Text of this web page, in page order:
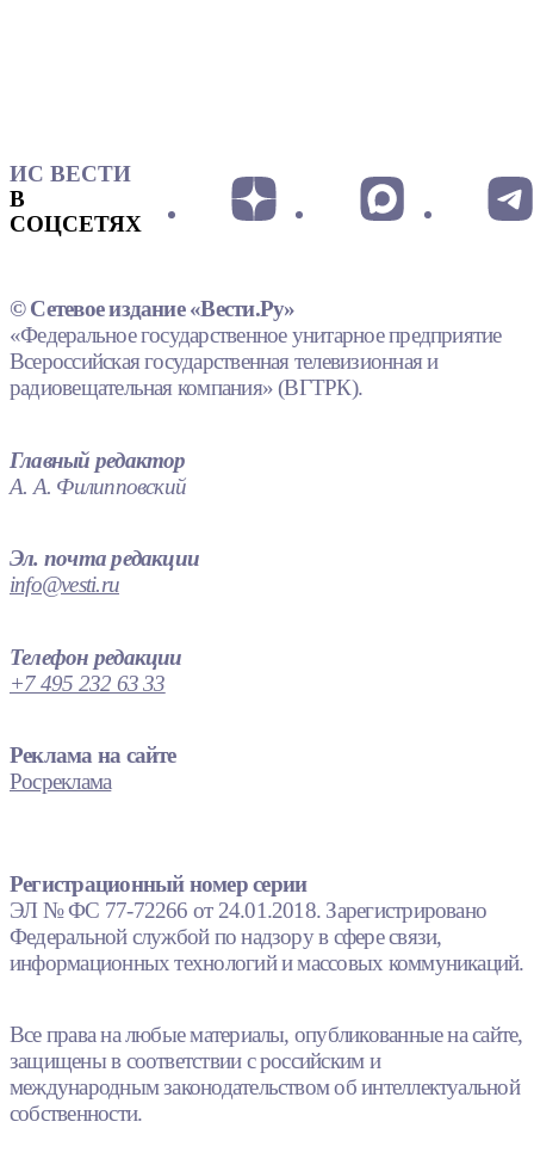
ИС ВЕСТИ
В
СОЦСЕТЯХ
© Сетевое издание «Вести.Ру»
«Федеральное государственное унитарное предприятие
Всероссийская государственная телевизионная и
радиовещательная компания» (ВГТРК).
Главный редактор
А. А. Филипповский
Эл. почта редакции
info@vesti.ru
Телефон редакции
+7 495 232 63 33
Реклама на сайте
Росреклама
Регистрационный номер серии
ЭЛ № ФС 77-72266 от 24.01.2018. Зарегистрировано
Федеральной службой по надзору в сфере связи,
информационных технологий и массовых коммуникаций.
Все права на любые материалы, опубликованные на сайте,
защищены в соответствии с российским и
международным законодательством об интеллектуальной
собственности.